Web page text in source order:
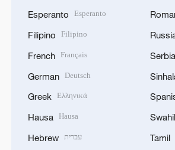
Esperanto Esperanto
Filipino Filipino
French Français
German Deutsch
Greek Ελληνικά
Hausa Hausa
Hebrew עברית Tamil